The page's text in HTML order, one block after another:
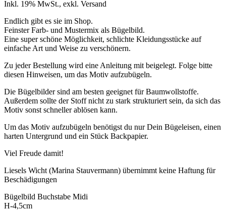
Inkl. 19% MwSt., exkl. Versand
Endlich gibt es sie im Shop.
Feinster Farb- und Mustermix als Bügelbild.
Eine super schöne Möglichkeit, schlichte Kleidungsstücke auf
einfache Art und Weise zu verschönern.
Zu jeder Bestellung wird eine Anleitung mit beigelegt. Folge bitte
diesen Hinweisen, um das Motiv aufzubügeln.
Die Bügelbilder sind am besten geeignet für Baumwollstoffe.
Außerdem sollte der Stoff nicht zu stark strukturiert sein, da sich das
Motiv sonst schneller ablösen kann.
Um das Motiv aufzubügeln benötigst du nur Dein Bügeleisen, einen
harten Untergrund und ein Stück Backpapier.
Viel Freude damit!
Liesels Wicht (Marina Stauvermann) übernimmt keine Haftung für
Beschädigungen
Bügelbild Buchstabe Midi
H-4,5cm